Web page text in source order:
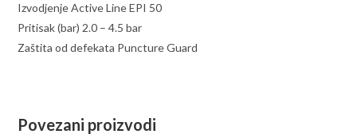
Izvodjenje Active Line EPI 50
Pritisak (bar) 2.0 – 4.5 bar
Zaštita od defekata Puncture Guard
Povezani proizvodi